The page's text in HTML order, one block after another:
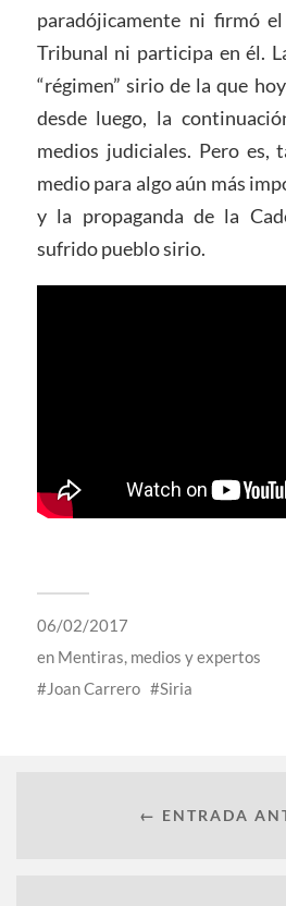
paradójicamente ni firmó
Tribunal ni participa en él.
“régimen” sirio de la que
desde luego, la
medios judiciales. Pero es,
medio para algo aún más
y la propaganda de la
sufrido pueblo sirio.
06/02/2017
en Mentiras, medios y expertos
Joan Carrero
Siria
← ENTRADA